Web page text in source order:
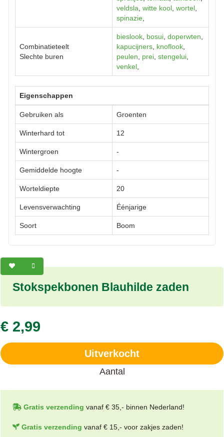
veldsla witte kool wortel
spinazie
Combinatieteelt
Slechte buren
bieslook bosui doperwten
kapucijners knoflook
peulen
prei stengelui
venkel
Eigenschappen
Gebruiken als Groenten
Winterhard tot 12
Wintergroen -
Gemiddelde hoogte -
Worteldiepte 20
Levensverwachting Éénjarige
Soort Boom
Stokspekbonen Blauhilde zaden
€ 2,99
Uitverkocht
Aantal
Gratis verzending vanaf € 35,- binnen Nederland!
Gratis verzending vanaf € 15,- voor zakjes zaden!